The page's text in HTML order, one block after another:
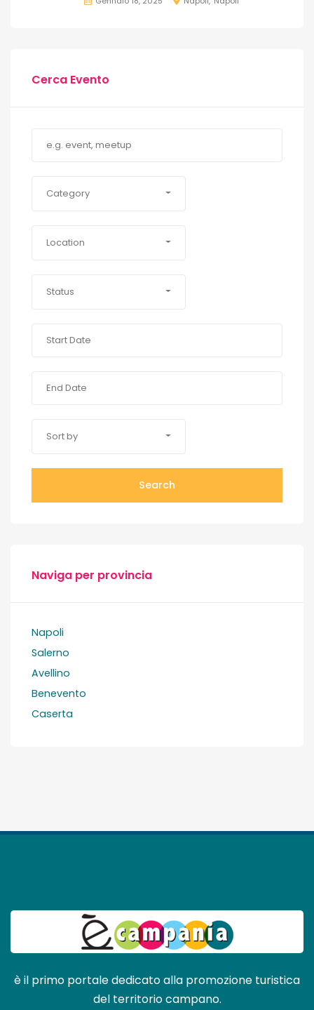
Cerca Evento
Category
Location
Status
Sort by
Search
Naviga per provincia
Napoli
Salerno
Avellino
Benevento
Caserta
è il primo portale dedicato alla promozione turistica
del territorio campano.